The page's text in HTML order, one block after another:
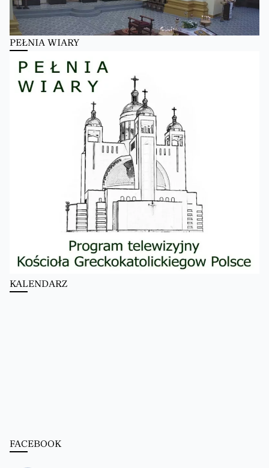
PEŁNIA WIARY
KALENDARZ
FACEBOOK